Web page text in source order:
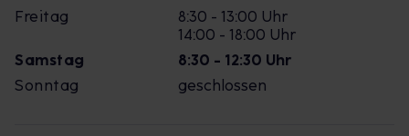
Freitag
8:30 - 13:00 Uhr
14:00 - 18:00 Uhr
Samstag
8:30 - 12:30 Uhr
Sonntag
geschlossen